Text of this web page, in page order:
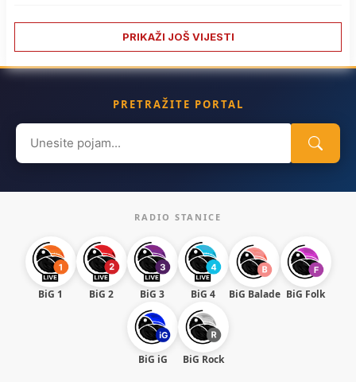
PRIKAŽI JOŠ VIJESTI
PRETRAŽITE PORTAL
Search
for:
RADIO STANICE
BiG 1 BiG 2 BiG 3 BiG 4 BiG Balade BiG Folk
BiG iG BiG Rock